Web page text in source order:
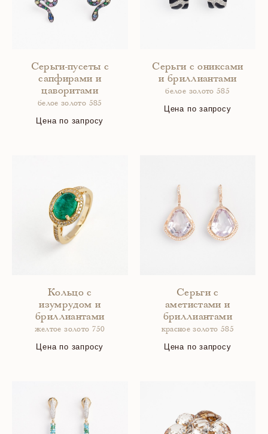
Серьги-пусеты с
сапфирами и
цаворитами
белое золото 585
Цена по запросу
Серьги с ониксами
и бриллиантами
белое золото 585
Цена по запросу
Кольцо с
изумрудом и
бриллиантами
желтое золото 750
Цена по запросу
Серьги с
аметистами и
бриллиантами
красное золото 585
Цена по запросу